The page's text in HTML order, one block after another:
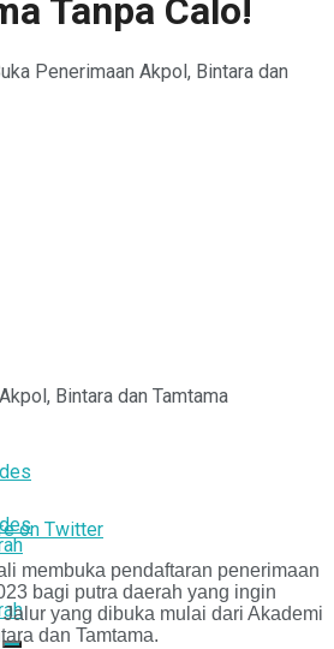
Tanpa Calo!
Bintara dan Tamtama
on Twitter
membuka pendaftaran penerimaan
bagi putra daerah yang ingin
yang dibuka mulai dari Akademi
dan Tamtama.